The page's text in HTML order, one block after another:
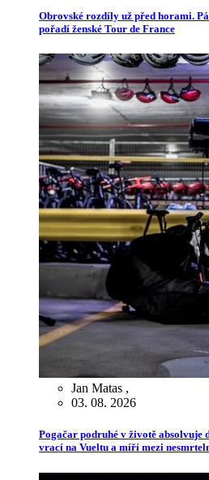
Obrovské rozdíly už před horami.
pořadí ženské Tour de France
Jan Matas ,
03. 08. 2026
Pogačar podruhé v životě absolvuje
vrací na Vueltu a míří mezi